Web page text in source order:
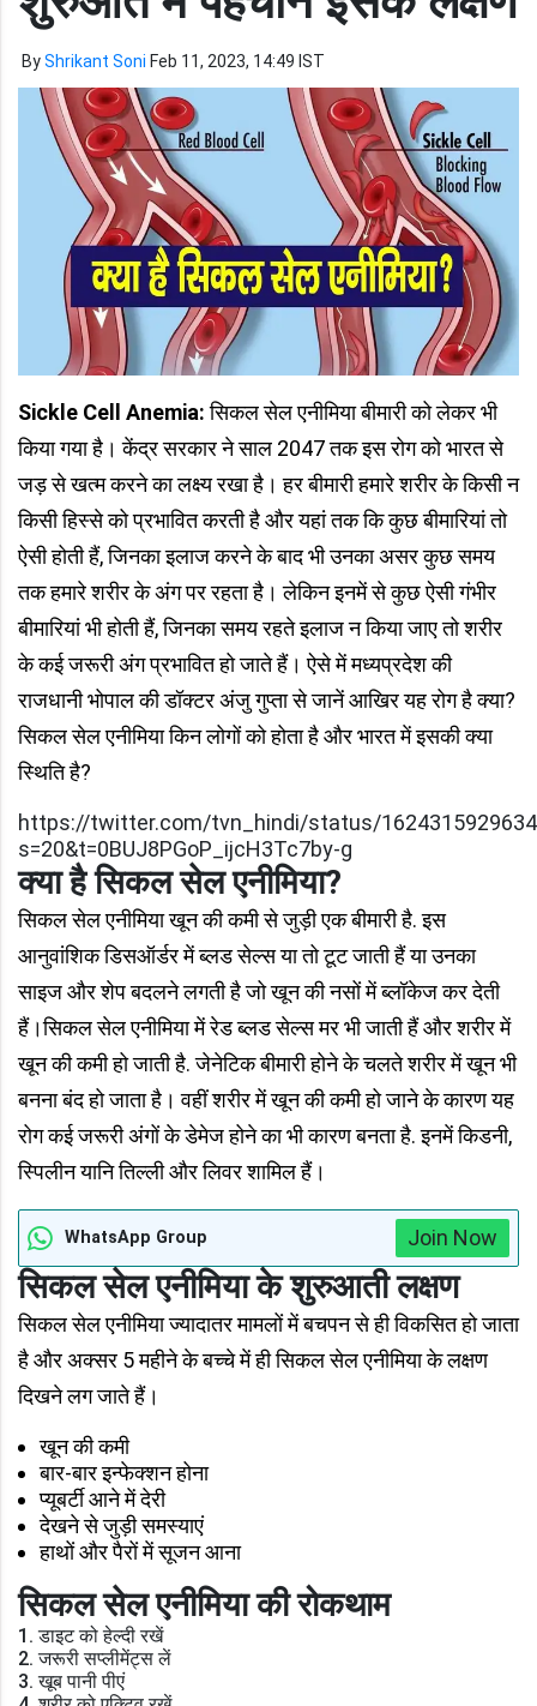
ByShrikant Soni Feb 11, 2023, 14:49 IST
Sickle Cell Anemia:सिकल सेल एनीमिया बीमारी को लेकर भी
किया गया है। केंद्र सरकार ने साल 2047 तक इस रोग को भारत से
जड़ से खत्‍म करने का लक्ष्‍य रखा है। हर बीमारी हमारे शरीर के किसी न
किसी हिस्से को प्रभावित करती है और यहां तक कि कुछ बीमारियां तो
ऐसी होती हैं, जिनका इलाज करने के बाद भी उनका असर कुछ समय
तक हमारे शरीर के अंग पर रहता है। लेकिन इनमें से कुछ ऐसी गंभीर
बीमारियां भी होती हैं, जिनका समय रहते इलाज न किया जाए तो शरीर
के कई जरूरी अंग प्रभावित हो जाते हैं। ऐसे में मध्यप्रदेश की
राजधानी भोपाल की डॉक्टर अंजु गुप्ता से जानें आखिर यह रोग है क्‍या?
सिकल सेल एनीमिया किन लोगों को होता है और भारत में इसकी क्‍या
स्थिति है?
https://twitter.com/tvn_hindi/status/
s=20&t=0BUJ8PGoP_ijcH3Tc7by-g
क्‍या है सिकल सेल एनीमिया?
सिकल सेल एनीमिया खून की कमी से जुड़ी एक बीमारी है. इस
आनुवांशिक डिसऑर्डर में ब्‍लड सेल्‍स या तो टूट जाती हैं या उनका
साइज और शेप बदलने लगती है जो खून की नसों में ब्‍लॉकेज कर देती
हैं।सिकल सेल एनीमिया में रेड ब्‍लड सेल्‍स मर भी जाती हैं और शरीर में
खून की कमी हो जाती है. जेनेटिक बीमारी होने के चलते शरीर में खून भी
बनना बंद हो जाता है। वहीं शरीर में खून की कमी हो जाने के कारण यह
रोग कई जरूरी अंगों के डेमेज होने का भी कारण बनता है. इनमें किडनी,
स्पिलीन यानि तिल्‍ली और लिवर शामिल हैं।
WhatsApp Group Join Now
सिकल सेल एनीमिया के शुरुआती लक्षण
सिकल सेल एनीमिया ज्यादातर मामलों में बचपन से ही विकसित हो जाता
है और अक्सर 5 महीने के बच्चे में ही सिकल सेल एनीमिया के लक्षण
दिखने लग जाते हैं।
खून की कमी
बार-बार इन्फेक्शन होना
प्यूबर्टी आने में देरी
देखने से जुड़ी समस्याएं
हाथों और पैरों में सूजन आना
सिकल सेल एनीमिया की रोकथाम
1. डाइट को हेल्दी रखें
2. जरूरी सप्लीमेंट्स लें
3. खूब पानी पीएं